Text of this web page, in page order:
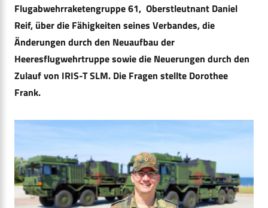
Flugabwehrraketengruppe 61, Oberstleutnant Daniel
Reif, über die Fähigkeiten seines Verbandes, die
Änderungen durch den Neuaufbau der
Heeresflugwehrtruppe sowie die Neuerungen durch den
Zulauf von IRIS-T SLM. Die Fragen stellte Dorothee
Frank.